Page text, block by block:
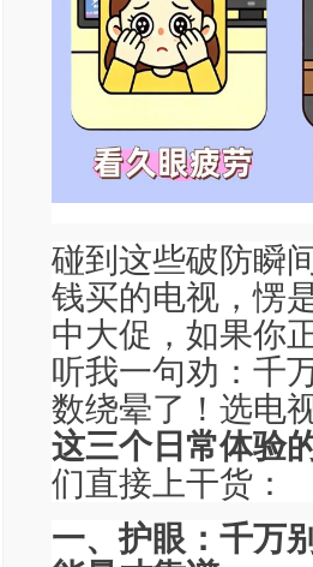
碰到这些破防瞬
钱买的电视，愣
中大促，如果你
听我一句劝：千
数绕晕了！选电
这三个日常体验
们直接上干货：
一、护眼：千万